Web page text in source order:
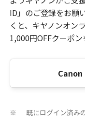
ID」のご登録をお願
くと、キヤノンオン
1,000円OFFクーポン
Canon
※ 既にログイン済み